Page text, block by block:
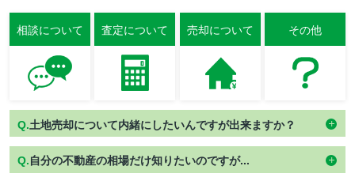
相談について 査定について 売却について その他
Q.土地売却について内緒にしたいんですが出来ますか？
Q.自分の不動産の相場だけ知りたいのですが...